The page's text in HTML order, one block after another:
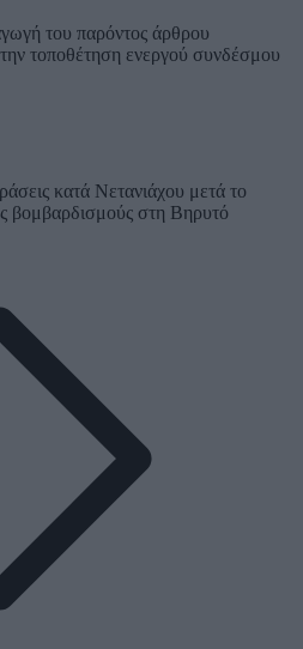
του παρόντος άρθρου
την τοποθέτηση ενεργού συνδέσμου
κατά Νετανιάχου μετά το
βομβαρδισμούς στη Βηρυτό